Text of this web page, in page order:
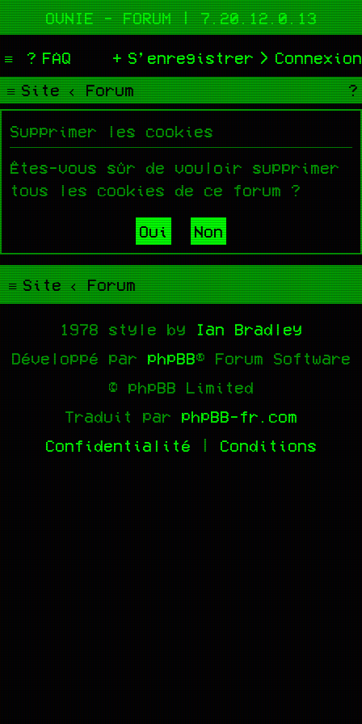
OVNIE - FORUM | 7.20.12.0.13
FAQ Connexion
S’enregistrer
Site Forum
Supprimer les cookies
Êtes-vous sûr de vouloir supprimer
tous les cookies de ce forum ?
Site Forum
1978 style by
Ian Bradley
Développé par phpBB® Forum Software
© phpBB Limited
Traduit par phpBB-fr.com
Confidentialité | Conditions